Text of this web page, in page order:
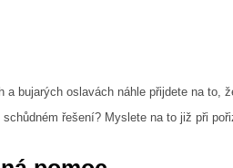
a bujarých oslavách náhle přijdete na
schůdném řešení? Myslete na to již při